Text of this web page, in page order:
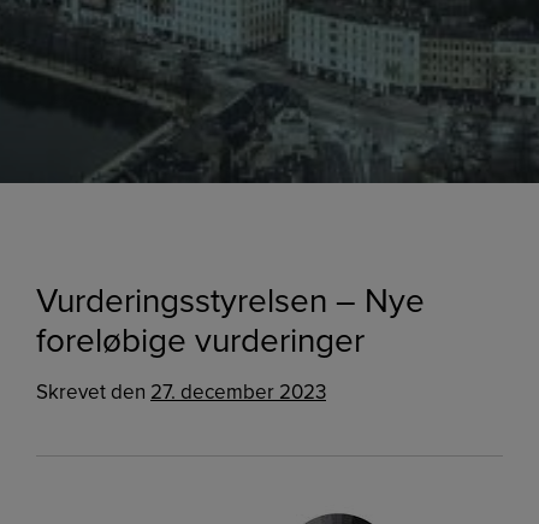
Vurderingsstyrelsen – Nye
foreløbige vurderinger
Skrevet den 27. december 2023